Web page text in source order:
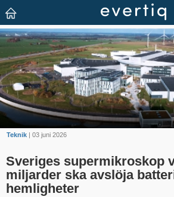
Teknik | 03 juni 2026
Sveriges supermikroskop
miljarder ska avslöja
hemligheter